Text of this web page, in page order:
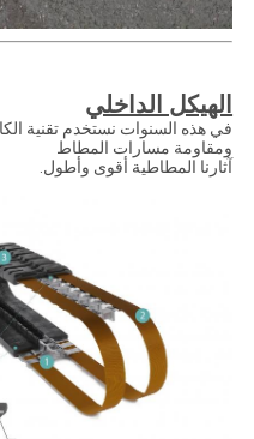
الهيكل الداخلي
في هذه السنوات نستخدم تقنية
ومقاومة مسارات المطاط
آثارنا المطاطية أقوى وأطول.